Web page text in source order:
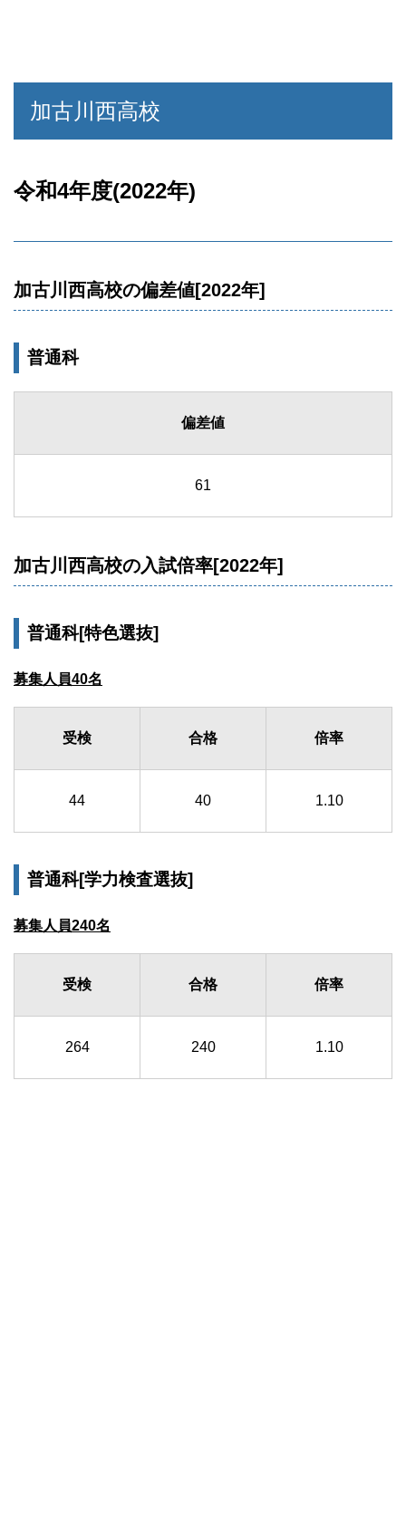
加古川西高校
令和4年度(2022年)
加古川西高校の偏差値[2022年]
普通科
偏差値
61
加古川西高校の入試倍率[2022年]
普通科[特色選抜]
募集人員40名
受検 合格 倍率
44 40 1.10
普通科[学力検査選抜]
募集人員240名
受検 合格 倍率
264 240 1.10